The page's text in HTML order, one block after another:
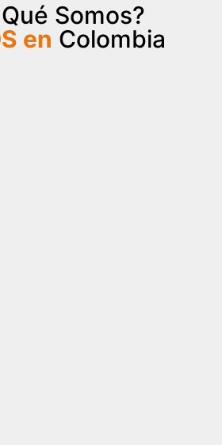
Somos?
en Colombia